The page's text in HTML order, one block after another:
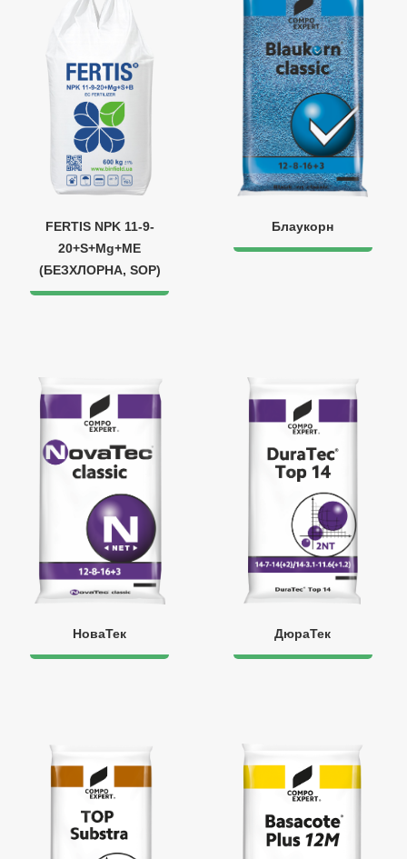
FERTIS NPK 11-9-
20+S+Mg+ME
(БЕЗХЛОРНА, SOP)
Блаукорн
НоваТек ДюраТек